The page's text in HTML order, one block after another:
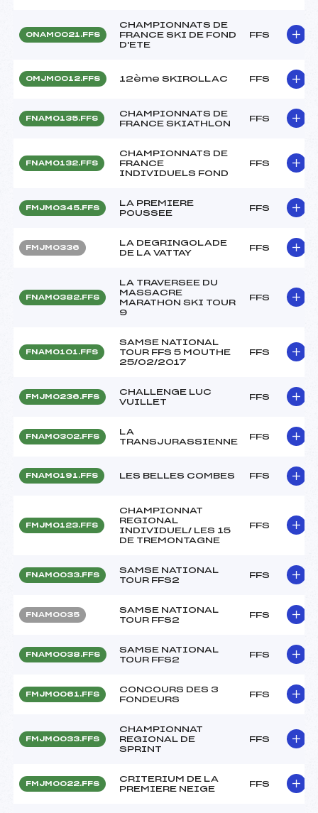
ONAM0021.FFS
CHAMPIONNATS DE
FRANCE SKI DE FOND
D'ETE
FFS
OMJM0012.FFS 12ème SKIROLLAC FFS
FNAM0135.FFS
CHAMPIONNATS DE
FRANCE SKIATHLON
FFS
FNAM0132.FFS
CHAMPIONNATS DE
FRANCE
INDIVIDUELS FOND
FFS
FMJM0345.FFS
LA PREMIERE
POUSSEE
FFS
FMJM0336
LA DEGRINGOLADE
DE LA VATTAY
FFS
FNAM0382.FFS
LA TRAVERSEE DU
MASSACRE
MARATHON SKI TOUR
9
FFS
FNAM0101.FFS
SAMSE NATIONAL
TOUR FFS 5 MOUTHE
25/02/2017
FFS
FMJM0236.FFS
CHALLENGE LUC
VUILLET
FFS
FNAM0302.FFS
LA
TRANSJURASSIENNE
FFS
FNAM0191.FFS LES BELLES COMBES FFS
FMJM0123.FFS
CHAMPIONNAT
REGIONAL
INDIVIDUEL/ LES 15
DE TREMONTAGNE
FFS
FNAM0033.FFS
SAMSE NATIONAL
TOUR FFS2
FFS
FNAM0035
SAMSE NATIONAL
TOUR FFS2
FFS
FNAM0038.FFS
SAMSE NATIONAL
TOUR FFS2
FFS
FMJM0061.FFS
CONCOURS DES 3
FONDEURS
FFS
FMJM0033.FFS
CHAMPIONNAT
REGIONAL DE
SPRINT
FFS
FMJM0022.FFS
CRITERIUM DE LA
PREMIERE NEIGE
FFS